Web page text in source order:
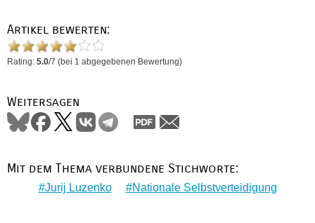
Artikel bewerten:
Rating: 5.0/7 (bei 1 abgegebenen Bewertung)
Weitersagen
Mit dem Thema verbundene Stichworte:
Jurij Luzenko Nationale Selbstverteidigung